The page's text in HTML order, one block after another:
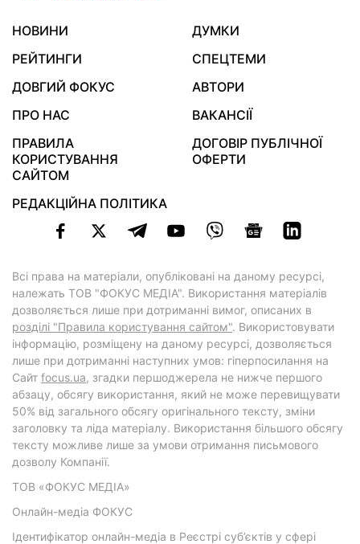
НОВИНИ
ДУМКИ
РЕЙТИНГИ
СПЕЦТЕМИ
ДОВГИЙ ФОКУС
АВТОРИ
ПРО НАС
ВАКАНСІЇ
ПРАВИЛА
КОРИСТУВАННЯ
САЙТОМ
ДОГОВІР ПУБЛІЧНОЇ
ОФЕРТИ
РЕДАКЦІЙНА ПОЛІТИКА
Всі права на матеріали, опубліковані на даному ресурсі,
належать ТОВ "ФОКУС МЕДІА". Використання матеріалів
дозволяється лише при дотриманні вимог, описаних в
розділі "Правила користування сайтом". Використовувати
інформацію, розміщену на даному ресурсі, дозволяється
лише при дотриманні наступних умов: гіперпосилання на
Cайт focus.ua, згадки першоджерела не нижче першого
абзацу, обсягу використання, який не може перевищувати
50% від загального обсягу оригінального тексту, зміни
заголовку та ліда матеріалу. Використання більшого обсягу
тексту можливе лише за умови отримання письмового
дозволу Компанії.
ТОВ «ФОКУС МЕДІА»
Онлайн-медіа ФОКУС
Ідентифікатор онлайн-медіа в Реєстрі суб’єктів у сфері